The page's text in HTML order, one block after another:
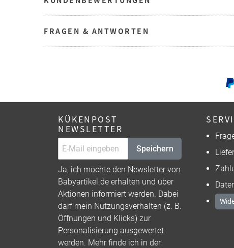
FRAGEN & ANTWORTEN
KÜKENPOST
NEWSLETTER
Speichern
Ja, ich möchte den Newsletter von
Babyartikel.de erhalten und über
Aktionen informiert werden. Dabei
darf mein Nutzungsverhalten (z. B.
Öffnungen und Klicks) zur
Personalisierung ausgewertet
werden. Mehr finde ich in der